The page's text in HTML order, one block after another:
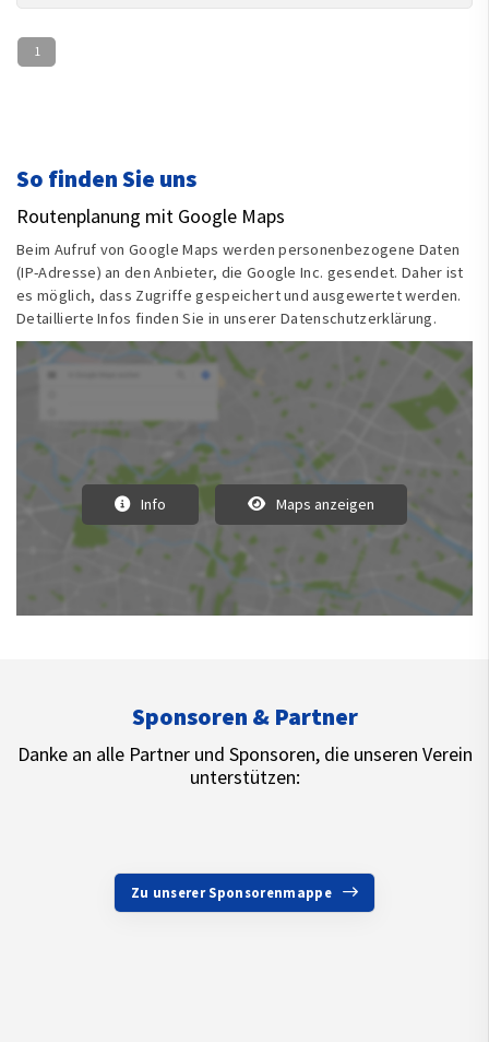
1
So finden Sie uns
Routenplanung mit Google Maps
Beim Aufruf von Google Maps werden personenbezogene Daten
(IP-Adresse) an den Anbieter, die Google Inc. gesendet. Daher ist
es möglich, dass Zugriffe gespeichert und ausgewertet werden.
Detaillierte Infos finden Sie in unserer Datenschutzerklärung.
Info Maps anzeigen
Sponsoren & Partner
Danke an alle Partner und Sponsoren, die unseren Verein
unterstützen:
Zu unserer Sponsorenmappe